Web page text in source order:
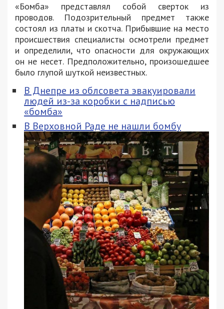
«Бомба» представлял собой сверток из
проводов. Подозрительный предмет также
состоял из платы и скотча. Прибывшие на место
происшествия специалисты осмотрели предмет
и определили, что опасности для окружающих
он не несет. Предположительно, произошедшее
было глупой шуткой неизвестных.
В Днепре из облсовета эвакуировали
людей из-за коробки с надписью
«бомба»
В Верховной Раде не нашли бомбу